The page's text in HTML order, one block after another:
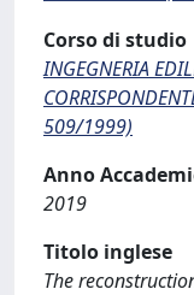
Corso di studio
INGEGNERIA
509/1999)
Anno
2019
Titolo inglese
The